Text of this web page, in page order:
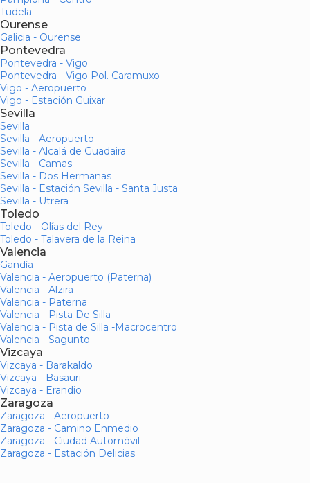
Tudela
Ourense
Galicia - Ourense
Pontevedra
Pontevedra - Vigo
Pontevedra - Vigo Pol. Caramuxo
Vigo - Aeropuerto
Vigo - Estación Guixar
Sevilla
Sevilla
Sevilla - Aeropuerto
Sevilla - Alcalá de Guadaira
Sevilla - Camas
Sevilla - Dos Hermanas
Sevilla - Estación Sevilla - Santa Justa
Sevilla - Utrera
Toledo
Toledo - Olías del Rey
Toledo - Talavera de la Reina
Valencia
Gandía
Valencia - Aeropuerto (Paterna)
Valencia - Alzira
Valencia - Paterna
Valencia - Pista De Silla
Valencia - Pista de Silla -Macrocentro
Valencia - Sagunto
Vizcaya
Vizcaya - Barakaldo
Vizcaya - Basauri
Vizcaya - Erandio
Zaragoza
Zaragoza - Aeropuerto
Zaragoza - Camino Enmedio
Zaragoza - Ciudad Automóvil
Zaragoza - Estación Delicias